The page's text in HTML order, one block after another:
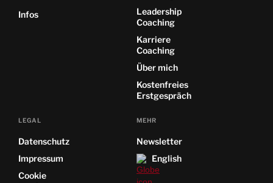
Infos
Leadership
Coaching
Karriere
Coaching
Über mich
Kostenfreies
Erstgespräch
LEGAL
Datenschutz
Impressum
Cookie
MEHR
Newsletter
English